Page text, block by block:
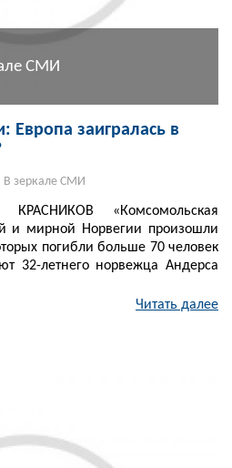
СМИ
Европа заигралась в
В зеркале СМИ
КРАСНИКОВ «Комсомольская
и мирной Норвегии произошли
погибли больше 70 человек
32-летнего норвежца Андерса
Читать далее